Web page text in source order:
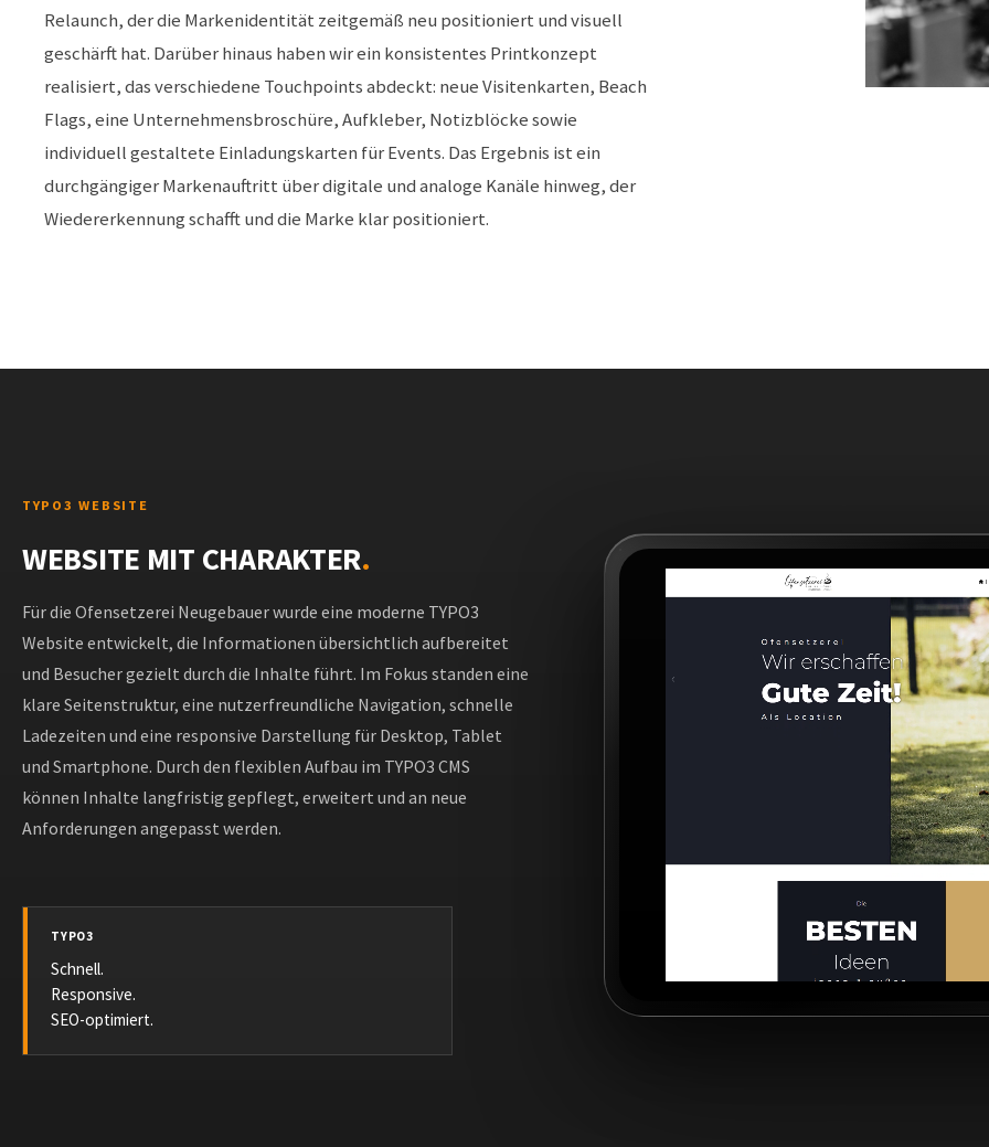
Relaunch, der die Markenidentität zeitgemäß neu positioniert und visuell
geschärft hat. Darüber hinaus haben wir ein konsistentes Printkonzept
realisiert, das verschiedene Touchpoints abdeckt: neue Visitenkarten, Beach
Flags, eine Unternehmensbroschüre, Aufkleber, Notizblöcke sowie
individuell gestaltete Einladungskarten für Events. Das Ergebnis ist ein
durchgängiger Markenauftritt über digitale und analoge Kanäle hinweg, der
Wiedererkennung schafft und die Marke klar positioniert.
TYPO3 WEBSITE
WEBSITE MIT CHARAKTER.
Für die Ofensetzerei Neugebauer wurde eine moderne TYPO3
Website entwickelt, die Informationen übersichtlich aufbereitet
und Besucher gezielt durch die Inhalte führt. Im Fokus standen eine
klare Seitenstruktur, eine nutzerfreundliche Navigation, schnelle
Ladezeiten und eine responsive Darstellung für Desktop, Tablet
und Smartphone. Durch den flexiblen Aufbau im TYPO3 CMS
können Inhalte langfristig gepflegt, erweitert und an neue
Anforderungen angepasst werden.
TYPO3
Schnell.
Responsive.
SEO-optimiert.